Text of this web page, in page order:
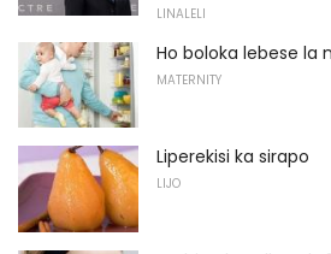
LINALELI
Ho boloka lebese la
MATERNITY
Liperekisi ka sirapo
LIJO